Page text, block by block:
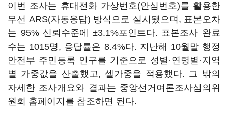
이번 조사는 휴대전화 가상번호(안심번호)를 활용한
무선 ARS(자동응답) 방식으로 실시됐으며, 표본오차
는 95% 신뢰수준에 ±3.1%포인트다. 표본조사 완료
수는 1015명, 응답률은 8.4%다. 지난해 10월말 행정
안전부 주민등록 인구를 기준으로 성별·연령별·지역
별 가중값을 산출했고, 셀가중을 적용했다. 그 밖의
자세한 조사개요와 결과는 중앙선거여론조사심의위
원회 홈페이지를 참조하면 된다.